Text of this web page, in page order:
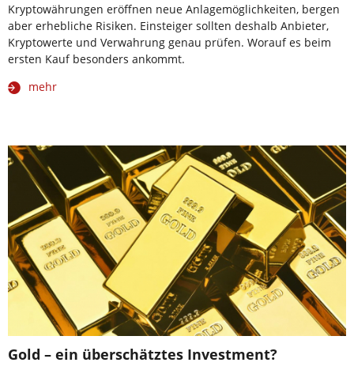
Kryptowährungen eröffnen neue Anlagemöglichkeiten, bergen
aber erhebliche Risiken. Einsteiger sollten deshalb Anbieter,
Kryptowerte und Verwahrung genau prüfen. Worauf es beim
ersten Kauf besonders ankommt.
mehr
Gold – ein überschätztes Investment?